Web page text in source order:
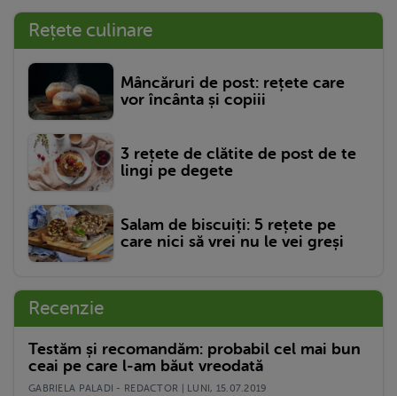
Rețete culinare
Mâncăruri de post: rețete care
vor încânta și copiii
3 rețete de clătite de post de te
lingi pe degete
Salam de biscuiți: 5 rețete pe
care nici să vrei nu le vei greși
Recenzie
Testăm și recomandăm: probabil cel mai bun
ceai pe care l-am băut vreodată
GABRIELA PALADI - REDACTOR | LUNI, 15.07.2019